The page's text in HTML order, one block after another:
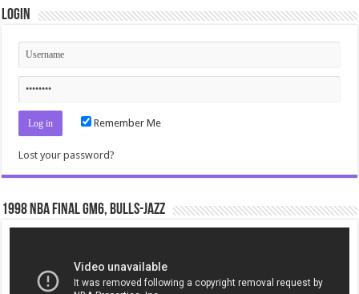
Login
Remember Me
Lost your password?
1998 NBA Final gm6, Bulls-Jazz